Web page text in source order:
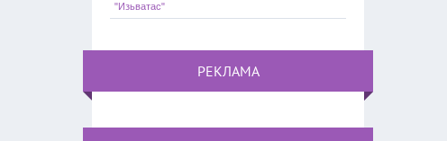
"Изьватас"
РЕКЛАМА